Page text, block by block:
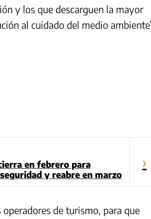
y los que descarguen la mayor
al cuidado del medio
en febrero para
y reabre en marzo
›
de turismo, para que